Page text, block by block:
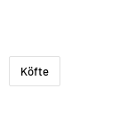
Köfte